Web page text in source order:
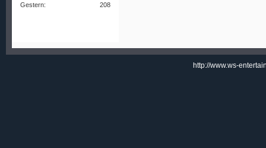
Gestern:
208
http://www.ws-